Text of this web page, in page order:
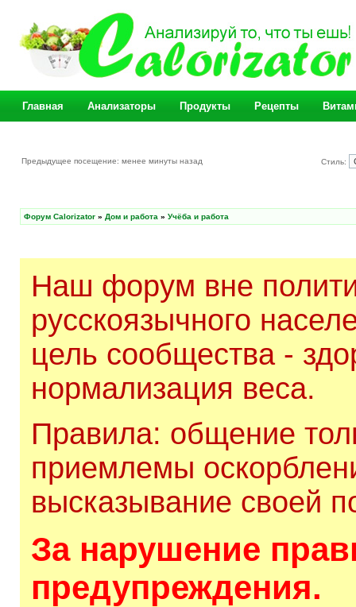
Главная Анализаторы Продукты Рецепты
Предыдущее посещение: менее минуты назад Стиль:
Форум Calorizator » Дом и работа » Учёба и работа
Наш форум вне
русскоязычного
цель сообщества -
нормализация веса.
Правила: общение
приемлемы
высказывание своей
За нарушение
предупреждения.